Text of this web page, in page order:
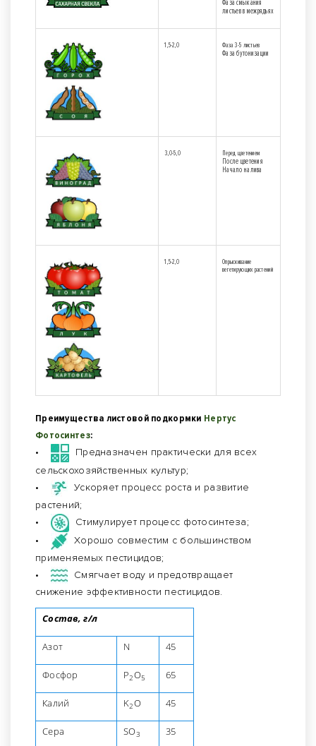
Фаза смыкания
листьев в межрядьях
1,5-2,0 Фаза 3-5 листьев
Фаза бутонизации
3,0-5,0 Перед цветением
После цветения
Начало налива
1,5-2,0
Опрыскивание
вегетирующих растений
Преимущества листовой подкормки Нертус
Фотосинтез:
•
Предназначен практически для всех
сельскохозяйственных культур;
•
Ускоряет процесс роста и развитие
растений;
•
Стимулирует процесс фотосинтеза;
•
Хорошо совместим с большинством
применяемых пестицидов;
•
Смягчает воду и предотвращает
снижение эффективности пестицидов.
Состав, г/л
Азот N 45
Фосфор P2O5 65
Калий K2O 45
Сера SO3 35